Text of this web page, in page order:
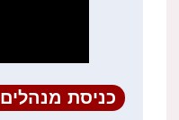
כניסת מנהלים